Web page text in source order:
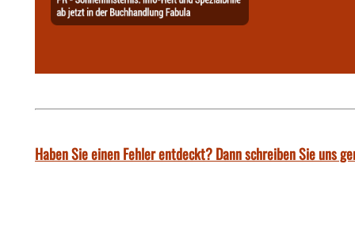
Haben Sie einen Fehler entdeckt? Dann schreiben Sie uns